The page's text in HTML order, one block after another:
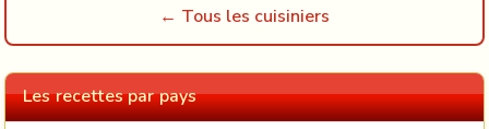
← Tous les cuisiniers
Les recettes par pays